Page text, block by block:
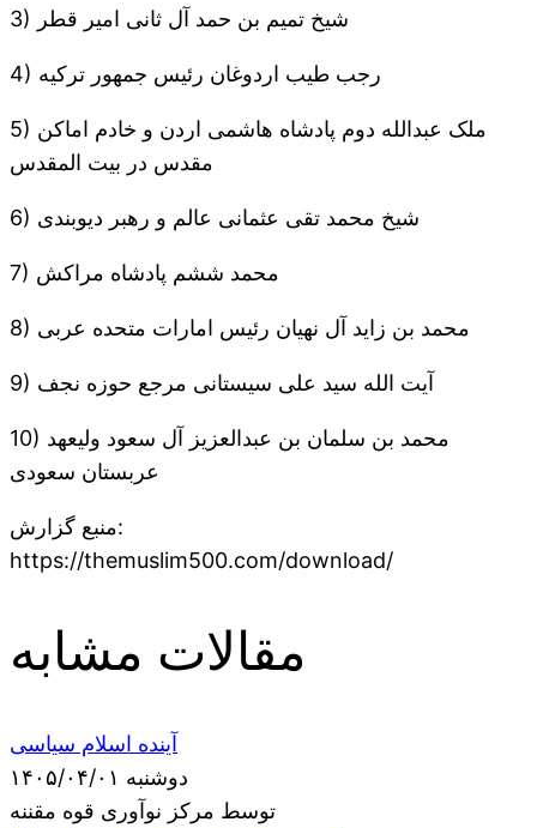
3) شیخ تمیم بن حمد آل ثانی امیر قطر
4) رجب طیب اردوغان رئیس جمهور ترکیه
5) ملک عبدالله دوم پادشاه هاشمی اردن و خادم اماکن
مقدس در بیت المقدس
6) شیخ محمد تقی عثمانی عالم و رهبر دیوبندی
7) محمد ششم پادشاه مراکش
8) محمد بن زاید آل نهیان رئیس امارات متحده عربی
9) آیت الله سید علی سیستانی مرجع حوزه نجف
10) محمد بن سلمان بن عبدالعزیز آل سعود ولیعهد
عربستان سعودی
منبع گزارش:
https://themuslim500.com/download/
مقالات مشابه
آینده اسلام سیاسی
دوشنبه ۱۴۰۵/۰۴/۰۱
توسط مرکز نوآوری قوه مقننه